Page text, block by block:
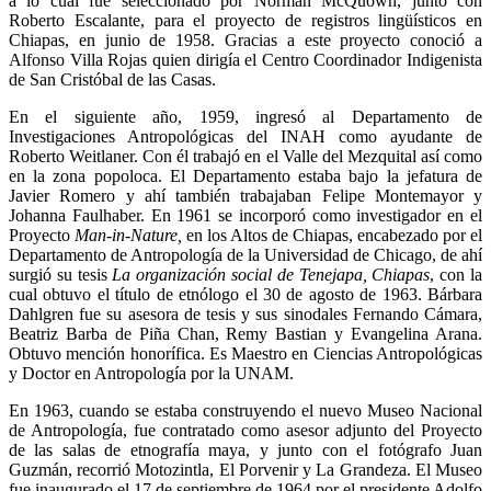
Roberto Escalante, para el proyecto de registros lingüísticos en
Chiapas, en junio de 1958. Gracias a este proyecto conoció a
Alfonso Villa Rojas quien dirigía el Centro Coordinador Indigenista
de San Cristóbal de las Casas.
En el siguiente año, 1959, ingresó al Departamento de
Investigaciones Antropológicas del INAH como ayudante de
Roberto Weitlaner. Con él trabajó en el Valle del Mezquital así como
en la zona popoloca. El Departamento estaba bajo la jefatura de
Javier Romero y ahí también trabajaban Felipe Montemayor y
Johanna Faulhaber. En 1961 se incorporó como investigador en el
Proyecto Man-in-Nature, en los Altos de Chiapas, encabezado por el
Departamento de Antropología de la Universidad de Chicago, de ahí
surgió su tesis La organización social de Tenejapa, Chiapas, con la
cual obtuvo el título de etnólogo el 30 de agosto de 1963. Bárbara
Dahlgren fue su asesora de tesis y sus sinodales Fernando Cámara,
Beatriz Barba de Piña Chan, Remy Bastian y Evangelina Arana.
Obtuvo mención honorífica. Es Maestro en Ciencias Antropológicas
y Doctor en Antropología por la UNAM.
En 1963, cuando se estaba construyendo el nuevo Museo Nacional
de Antropología, fue contratado como asesor adjunto del Proyecto
de las salas de etnografía maya, y junto con el fotógrafo Juan
Guzmán, recorrió Motozintla, El Porvenir y La Grandeza. El Museo